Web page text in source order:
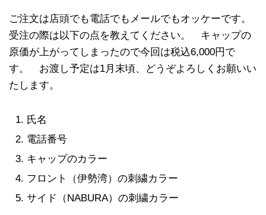
ご注文は店頭でも電話でもメールでもオッケーです。
受注の際は以下の点を教えてください。 キャップの
原価が上がってしまったので今回は税込6,000円で
す。 お渡し予定は1月末頃、どうぞよろしくお願いい
たします。
氏名
電話番号
キャップのカラー
フロント（伊勢湾）の刺繍カラー
サイド（NABURA）の刺繍カラー